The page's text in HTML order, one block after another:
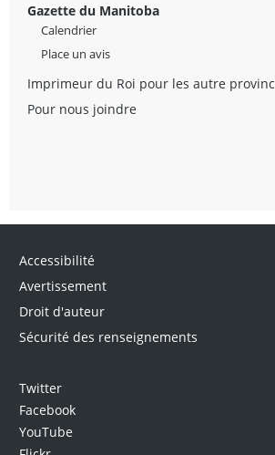
Gazette du Manitoba
Calendrier
Place un avis
Imprimeur du Roi pour les autre
Pour nous joindre
Accessibilité
Avertissement
Droit d'auteur
Sécurité des renseignements
Twitter
Facebook
YouTube